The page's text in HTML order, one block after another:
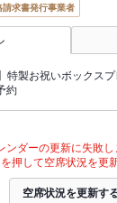
請求書発行事業者
特製お祝いボックス
約
ンダーの更新に失敗し
押して空席状況を更
空席状況を更新す